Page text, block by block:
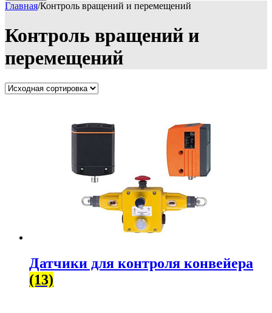
Главная/Контроль вращений и перемещений
Контроль вращений и
перемещений
Датчики для контроля конвейера
(13)